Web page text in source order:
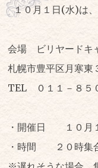
１０月１日(水)は
会場 ビリヤードキ
札幌市豊平区月寒東
TEL ０１１－８５
・開催日 １０月１
・時間 ２０時集